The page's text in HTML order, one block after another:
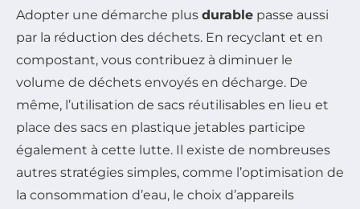
Adopter une démarche plus durable passe aussi
par la réduction des déchets. En recyclant et en
compostant, vous contribuez à diminuer le
volume de déchets envoyés en décharge. De
même, l’utilisation de sacs réutilisables en lieu et
place des sacs en plastique jetables participe
également à cette lutte. Il existe de nombreuses
autres stratégies simples, comme l’optimisation de
la consommation d’eau, le choix d’appareils